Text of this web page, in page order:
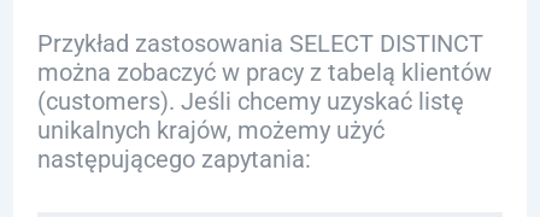
Przykład zastosowania SELECT DISTINCT
można zobaczyć w pracy z tabelą klientów
(customers). Jeśli chcemy uzyskać listę
unikalnych krajów, możemy użyć
następującego zapytania: